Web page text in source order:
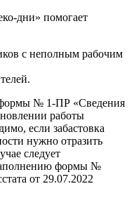
помогает
с неполным рабочим
формы № 1‑ПР «Сведения
работы
если забастовка
нужно отразить
следует
формы №
от 29.07.2022